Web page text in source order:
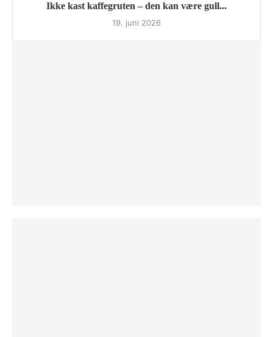
Ikke kast kaffegruten – den kan være gull...
19. juni 2026